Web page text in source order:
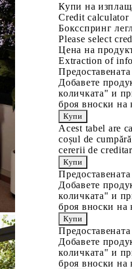
Купи на
Credit calculator
Боксспринг
Please select
Цена на
Extraction of
Добавете
количката" и
броя вноски на
Acest tabel are
coșul de
cererii de
Добавете
количката" и
броя вноски на
Добавете
количката" и
броя вноски на